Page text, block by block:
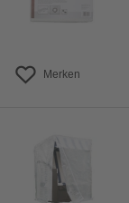
Merken